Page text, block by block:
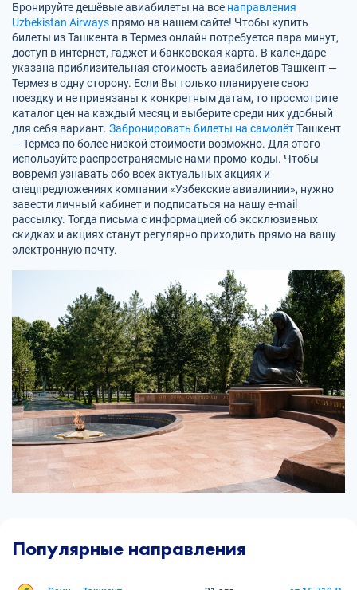
Бронируйте дешёвые авиабилеты на все направления
Uzbekistan Airways прямо на нашем сайте! Чтобы купить
билеты из Ташкента в Термез онлайн потребуется пара минут,
доступ в интернет, гаджет и банковская карта. В календаре
указана приблизительная стоимость авиабилетов Ташкент —
Термез в одну сторону. Если Вы только планируете свою
поездку и не привязаны к конкретным датам, то просмотрите
каталог цен на каждый месяц и выберите среди них удобный
для себя вариант. Забронировать билеты на самолётТашкент
— Термез по более низкой стоимости возможно. Для этого
используйте распространяемые нами промо-коды. Чтобы
вовремя узнавать обо всех актуальных акциях и
спецпредложениях компании «Узбекские авиалинии», нужно
завести личный кабинет и подписаться на нашу e-mail
рассылку. Тогда письма с информацией об эксклюзивных
скидках и акциях станут регулярно приходить прямо на вашу
электронную почту.
Популярные направления